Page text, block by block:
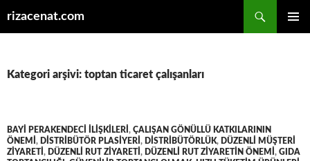
rizacenat.com
Kategori arşivi: toptan ticaret çalışanları
BAYI PERAKENDECI ILIŞKILERI , ÇALIŞAN GÖNÜLLÜ KATKILARININ
ÖNEMI , DISTRIBÜTÖR PLASIYERI , DISTRIBÜTÖRLÜK, DÜZENLI MÜŞTERI
ZIYARETI , DÜZENLI RUT ZIYARETI , DÜZENLI RUT ZIYARETIN ÖNEMI , GIDA